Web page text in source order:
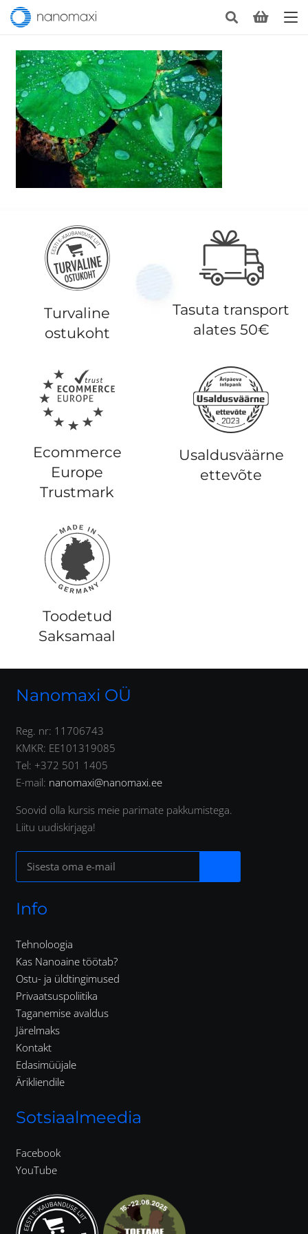
Turvaline
ostukoht
Tasuta transport
alates 50€
Ecommerce
Europe
Trustmark
Usaldusväärne
ettevõte
Toodetud
Saksamaal
Nanomaxi OÜ
Reg. nr: 11706743
KMKR: EE101319085
Tel: +372 501 1405
E-mail: nanomaxi@nanomaxi.ee
Soovid olla kursis meie parimate pakkumistega.
Liitu uudiskirjaga!
Info
Tehnoloogia
Kas Nanoaine töötab?
Ostu- ja üldtingimused
Privaatsuspoliitika
Taganemise avaldus
Järelmaks
Kontakt
Edasimüüjale
Ärikliendile
Sotsiaalmeedia
Facebook
YouTube